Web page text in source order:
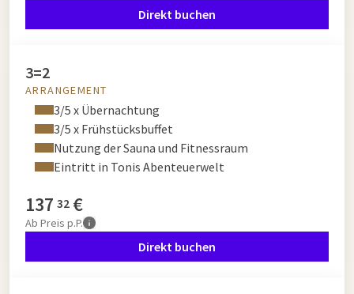
Direkt buchen
3=2
ARRANGEMENT
3/5 x Übernachtung
3/5 x Frühstücksbuffet
Nutzung der Sauna und Fitnessraum
Eintritt in Tonis Abenteuerwelt
137 32 €
Ab Preis p.P.
Direkt buchen